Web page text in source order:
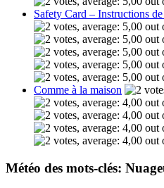
Safety Card – Instructions
Comme à la maison
Météo des mots-clés: